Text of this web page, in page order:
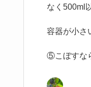
なく500ml
容器が小さ
⑤こぼすな